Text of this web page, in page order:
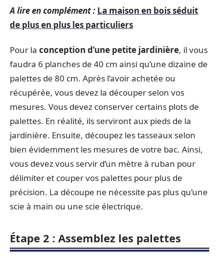
A lire en complément : La maison en bois séduit
de plus en plus les particuliers
Pour la conception d’une petite jardinière, il vous
faudra 6 planches de 40 cm ainsi qu’une dizaine de
palettes de 80 cm. Après l’avoir achetée ou
récupérée, vous devez la découper selon vos
mesures. Vous devez conserver certains plots de
palettes. En réalité, ils serviront aux pieds de la
jardinière. Ensuite, découpez les tasseaux selon
bien évidemment les mesures de votre bac. Ainsi,
vous devez vous servir d’un mètre à ruban pour
délimiter et couper vos palettes pour plus de
précision. La découpe ne nécessite pas plus qu’une
scie à main ou une scie électrique.
Étape 2 : Assemblez les palettes